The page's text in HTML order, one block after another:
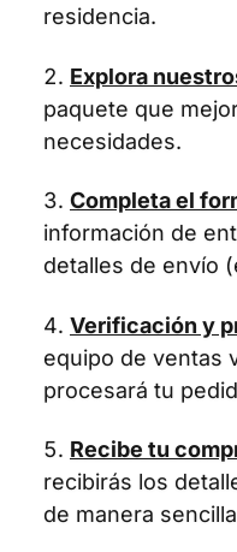
residencia.
Explora
paquete que
necesidades.
Completa el
información de
detalles de envío
Verificación y
equipo de ventas
procesará tu
Recibe tu
recibirás los
de manera